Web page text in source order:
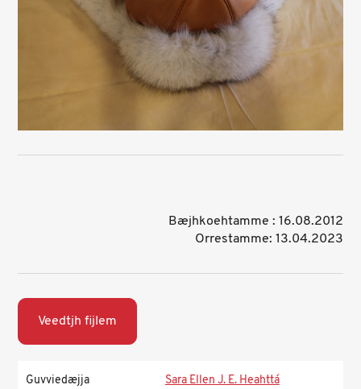
Bæjhkoehtamme : 16.08.2012
Orrestamme: 13.04.2023
Veedtjh fijlem
Guvviedæjja
Sara Ellen J. E. Heahttá